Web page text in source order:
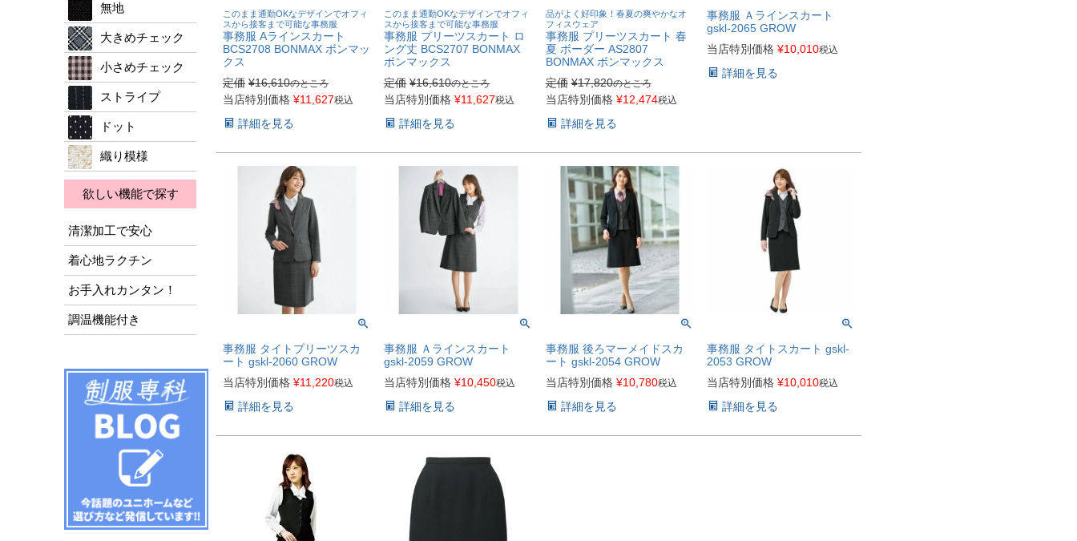
無地
大きめチェック
小さめチェック
ストライプ
ドット
織り模様
欲しい機能で探す
清潔加工で安心
着心地ラクチン
お手入れカンタン！
調温機能付き
このまま通勤OKなデザインでオフィ
スから接客まで可能な事務服
事務服 Aラインスカート
BCS2708 BONMAX ボンマッ
クス
定価 ¥16,610のところ
当店特別価格 ¥11,627税込
詳細を見る
このまま通勤OKなデザインでオフィ
スから接客まで可能な事務服
事務服 プリーツスカート ロ
ング丈 BCS2707 BONMAX
ボンマックス
定価 ¥16,610のところ
当店特別価格 ¥11,627税込
詳細を見る
品がよく好印象！春夏の爽やかなオ
フィスウェア
事務服 プリーツスカート 春
夏 ボーダー AS2807
BONMAX ボンマックス
定価 ¥17,820のところ
当店特別価格 ¥12,474税込
詳細を見る
事務服 Ａラインスカート
gskl-2065 GROW
当店特別価格 ¥10,010税込
詳細を見る
事務服 タイトプリーツスカ
ート gskl-2060 GROW
当店特別価格 ¥11,220税込
詳細を見る
事務服 Ａラインスカート
gskl-2059 GROW
当店特別価格 ¥10,450税込
詳細を見る
事務服 後ろマーメイドスカ
ート gskl-2054 GROW
当店特別価格 ¥10,780税込
詳細を見る
事務服 タイトスカート gskl-
2053 GROW
当店特別価格 ¥10,010税込
詳細を見る